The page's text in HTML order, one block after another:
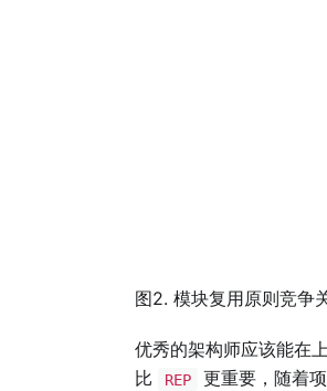
图2. 模块复用原则竞争
优秀的架构师应该能在
比 REP 更重要，随着